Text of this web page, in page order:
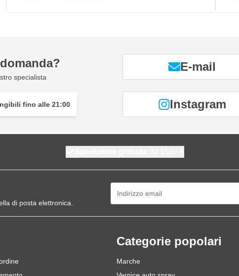
specialista
fino alle 21:00
E-mail
Instagram
di posta elettronica.
Categorie popolari
Marche